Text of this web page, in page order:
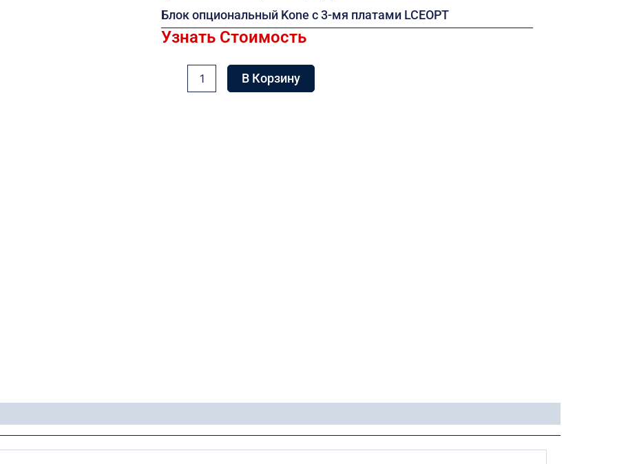
Блок опциональный Kone с 3-мя платами LCEOPT
Узнать Стоимость
В Корзину